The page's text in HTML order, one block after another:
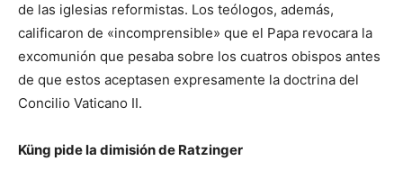
de las iglesias reformistas. Los teólogos, además,
calificaron de «incomprensible» que el Papa revocara la
excomunión que pesaba sobre los cuatros obispos antes
de que estos aceptasen expresamente la doctrina del
Concilio Vaticano II.
Küng pide la dimisión de Ratzinger